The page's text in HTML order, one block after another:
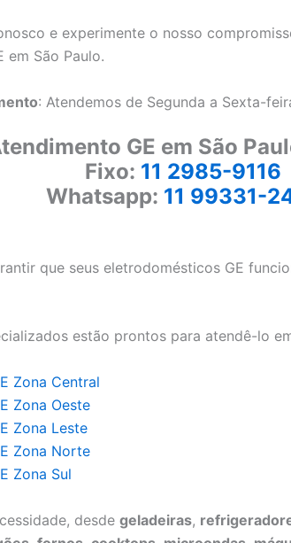
e experimente o nosso
em São Paulo.
: Atendemos de Segunda a Sexta-
GE em São
Fixo: 11 2985-9116
Whatsapp: 11 99331-
que seus eletrodomésticos GE
estão prontos para atendê-lo
Zona Central
Zona Oeste
Zona Leste
Zona Norte
Zona Sul
desde geladeiras,